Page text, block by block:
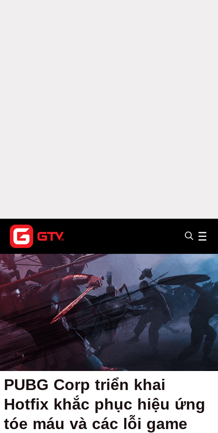
PUBG Corp triển khai
Hotfix khắc phục hiệu ứng
tóe máu và các lỗi game